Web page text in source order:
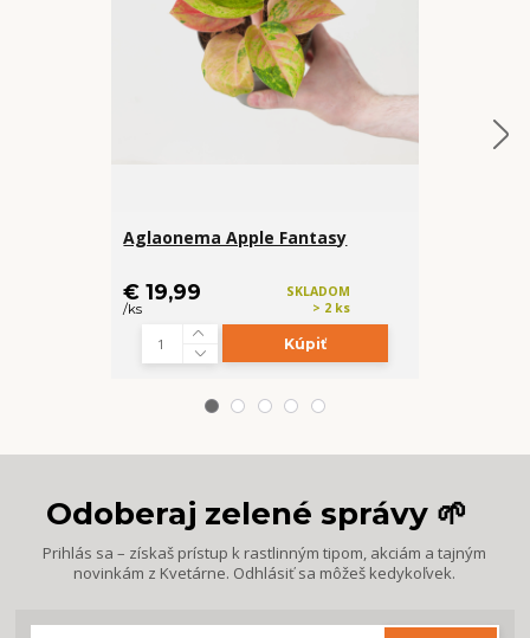
Aglaonema Apple Fantasy
€ 19,99
/ks
SKLADOM
> 2 ks
Kúpiť
Odoberaj zelené správy 🌱
Prihlás sa – získaš prístup k rastlinným tipom, akciám a tajným
novinkám z Kvetárne. Odhlásiť sa môžeš kedykoľvek.